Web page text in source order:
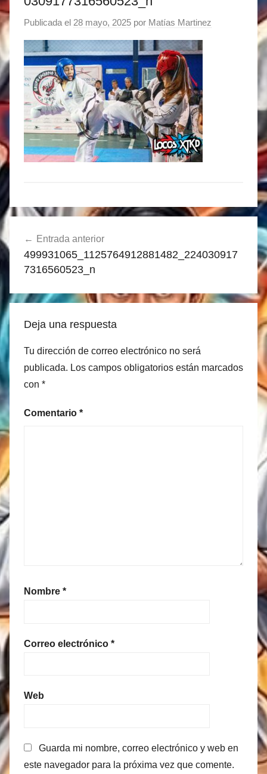
Publicada el 28 mayo, 2025 por Matías Martinez
de
entradas
Entrada anterior
499931065_1125764912881482_224030917
7316560523_n
Deja una respuesta
Tu dirección de correo electrónico no será
publicada. Los campos obligatorios están marcados
con *
Comentario *
Nombre *
Correo electrónico *
Web
Guarda mi nombre, correo electrónico y web en
este navegador para la próxima vez que comente.